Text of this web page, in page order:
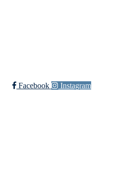
Facebook Instagram